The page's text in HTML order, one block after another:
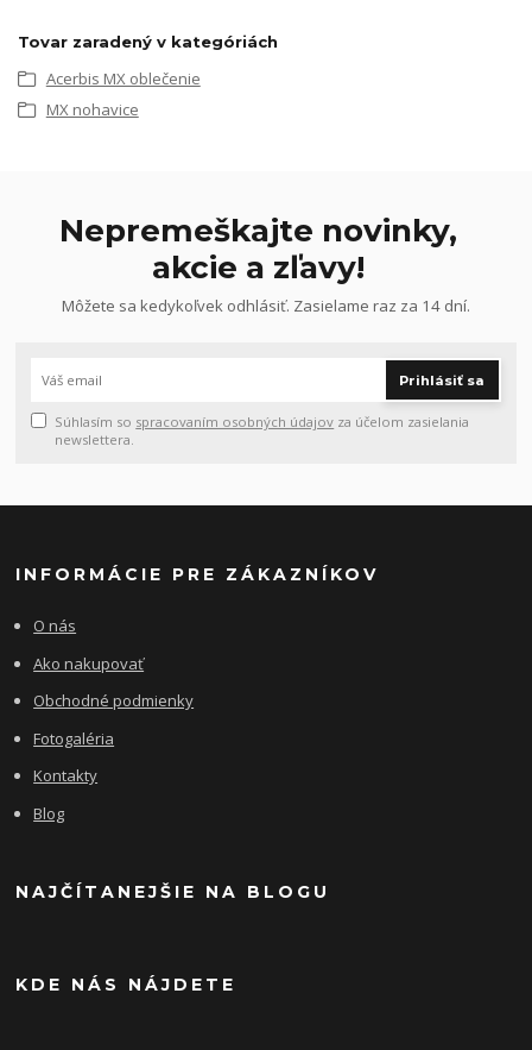
Tovar zaradený v kategóriách
Acerbis MX oblečenie
MX nohavice
Nepremeškajte novinky,
akcie a zľavy!
Môžete sa kedykoľvek odhlásiť. Zasielame raz za 14 dní.
Prihlásiť sa
Súhlasím so spracovaním osobných údajov za účelom zasielania
newslettera.
INFORMÁCIE PRE ZÁKAZNÍKOV
O nás
Ako nakupovať
Obchodné podmienky
Fotogaléria
Kontakty
Blog
NAJČÍTANEJŠIE NA BLOGU
KDE NÁS NÁJDETE